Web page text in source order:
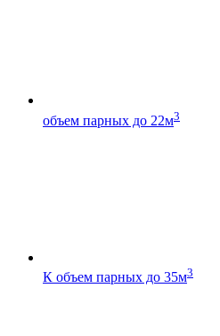
объем парных до 22м3
К объем парных до 35м3